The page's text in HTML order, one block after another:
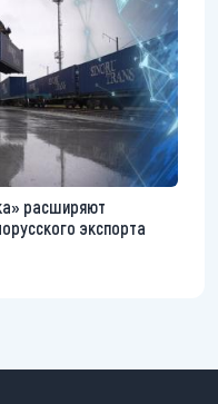
расширяют
экспорта